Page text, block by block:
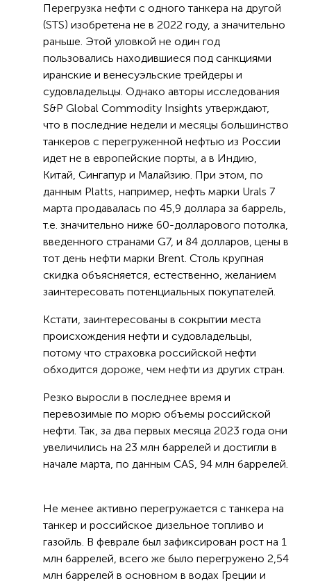
Перегрузка нефти с одного танкера на другой
(STS) изобретена не в 2022 году, а значительно
раньше. Этой уловкой не один год
пользовались находившиеся под санкциями
иранские и венесуэльские трейдеры и
судовладельцы. Однако авторы исследования
S&P Global Commodity Insights утверждают,
что в последние недели и месяцы большинство
танкеров с перегруженной нефтью из России
идет не в европейские порты, а в Индию,
Китай, Сингапур и Малайзию. При этом, по
данным Platts, например, нефть марки Urals 7
марта продавалась по 45,9 доллара за баррель,
т.е. значительно ниже 60-долларового потолка,
введенного странами G7, и 84 долларов, цены в
тот день нефти марки Brent. Столь крупная
скидка объясняется, естественно, желанием
заинтересовать потенциальных покупателей.
Кстати, заинтересованы в сокрытии места
происхождения нефти и судовладельцы,
потому что страховка российской нефти
обходится дороже, чем нефти из других стран.
Резко выросли в последнее время и
перевозимые по морю объемы российской
нефти. Так, за два первых месяца 2023 года они
увеличились на 23 млн баррелей и достигли в
начале марта, по данным CAS, 94 млн баррелей.
Не менее активно перегружается с танкера на
танкер и российское дизельное топливо и
газойль. В феврале был зафиксирован рост на 1
млн баррелей, всего же было перегружено 2,54
млн баррелей в основном в водах Греции и